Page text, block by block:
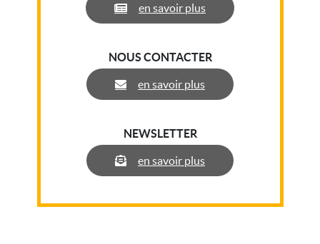
en savoir plus
NOUS CONTACTER
en savoir plus
NEWSLETTER
en savoir plus